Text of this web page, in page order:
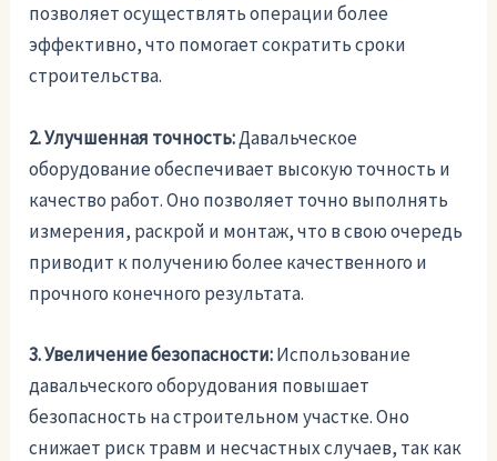
позволяет осуществлять операции более
эффективно, что помогает сократить сроки
строительства.
2. Улучшенная точность:Давальческое
оборудование обеспечивает высокую точность и
качество работ. Оно позволяет точно выполнять
измерения, раскрой и монтаж, что в свою очередь
приводит к получению более качественного и
прочного конечного результата.
3. Увеличение безопасности:Использование
давальческого оборудования повышает
безопасность на строительном участке. Оно
снижает риск травм и несчастных случаев, так как